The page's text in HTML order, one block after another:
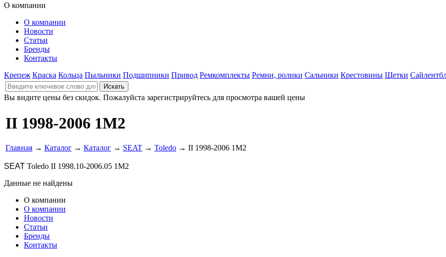
О компании
О компании
Новости
Статьи
Бренды
Контакты
Крепеж Краска Кольца Пыльники Подшипники Привод Ремкомплекты Ремни, ролики Сальники Крестовины Щетки
Вы видите цены без скидок. Пожалуйста зарегистрируйтесь для просмотра вашей цены
II 1998-2006 1M2
Главная → Каталог → Каталог → SEAT → Toledo → II 1998-2006 1M2
SEAT Toledo II 1998.10-2006.05 1M2
Данные не найдены
О компании
О компании
Новости
Статьи
Бренды
Контакты